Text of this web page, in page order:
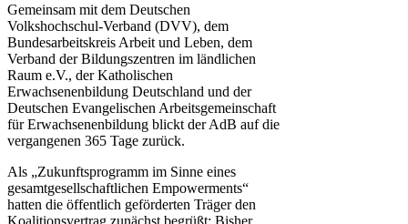
Gemeinsam mit dem Deutschen
Volkshochschul-Verband (DVV), dem
Bundesarbeitskreis Arbeit und Leben, dem
Verband der Bildungszentren im ländlichen
Raum e.V., der Katholischen
Erwachsenenbildung Deutschland und der
Deutschen Evangelischen Arbeitsgemeinschaft
für Erwachsenenbildung blickt der AdB auf die
vergangenen 365 Tage zurück.
Als „Zukunftsprogramm im Sinne eines
gesamtgesellschaftlichen Empowerments“
hatten die öffentlich geförderten Träger den
Koalitionsvertrag zunächst begrüßt: Bisher